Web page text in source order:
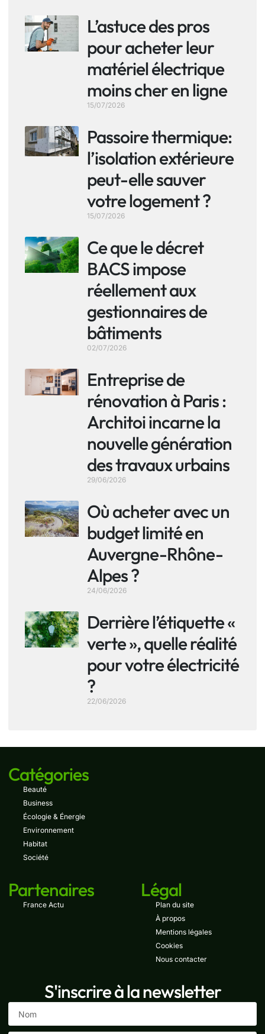
L’astuce des pros
pour acheter leur
matériel électrique
moins cher en ligne
15/07/2026
Passoire thermique:
l’isolation extérieure
peut-elle sauver
votre logement ?
15/07/2026
Ce que le décret
BACS impose
réellement aux
gestionnaires de
bâtiments
02/07/2026
Entreprise de
rénovation à Paris :
Architoi incarne la
nouvelle génération
des travaux urbains
29/06/2026
Où acheter avec un
budget limité en
Auvergne-Rhône-
Alpes ?
24/06/2026
Derrière l’étiquette «
verte », quelle réalité
pour votre électricité
?
22/06/2026
Catégories
Beauté
Business
Écologie & Énergie
Environnement
Habitat
Société
Partenaires
France Actu
Légal
Plan du site
À propos
Mentions légales
Cookies
Nous contacter
S'inscrire à la newsletter